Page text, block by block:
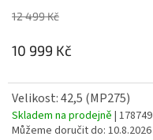
12 499 Kč
10 999 Kč
Velikost: 42,5 (MP275)
Skladem na prodejně | 178749
Můžeme doručit do: 10.8.2026